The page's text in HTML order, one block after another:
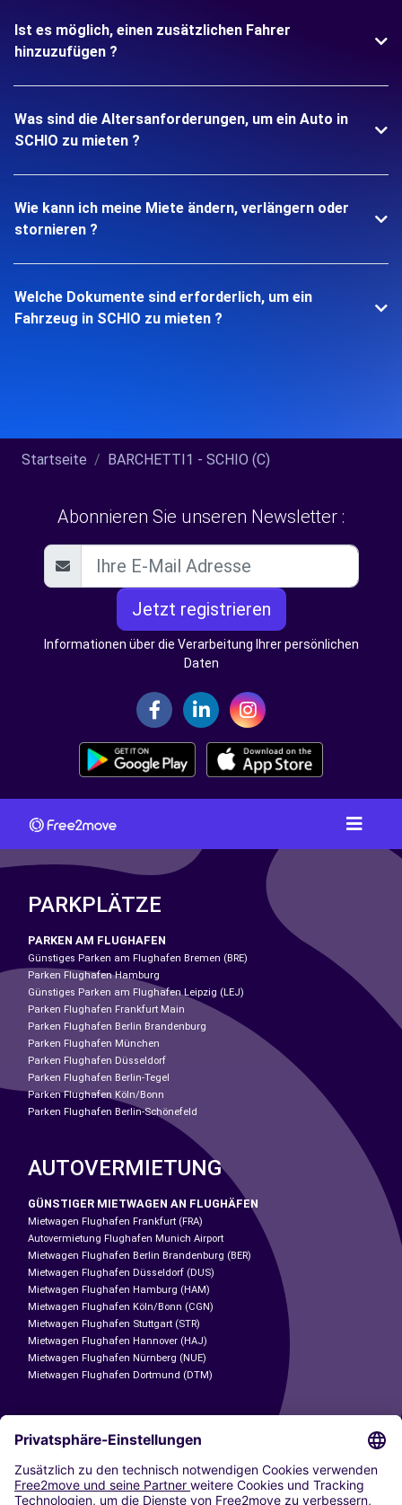
Ist es möglich, einen zusätzlichen Fahrer
hinzuzufügen ?
Was sind die Altersanforderungen, um ein Auto in
SCHIO zu mieten ?
Wie kann ich meine Miete ändern, verlängern oder
stornieren ?
Welche Dokumente sind erforderlich, um ein
Fahrzeug in SCHIO zu mieten ?
Startseite BARCHETTI1 - SCHIO (C)
Abonnieren Sie unseren Newsletter :
Jetzt registrieren
Informationen über die Verarbeitung Ihrer persönlichen
Daten
PARKPLÄTZE
PARKEN AM FLUGHAFEN
Günstiges Parken am Flughafen Bremen (BRE)
Parken Flughafen Hamburg
Günstiges Parken am Flughafen Leipzig (LEJ)
Parken Flughafen Frankfurt Main
Parken Flughafen Berlin Brandenburg
Parken Flughafen München
Parken Flughafen Düsseldorf
Parken Flughafen Berlin-Tegel
Parken Flughafen Köln/Bonn
Parken Flughafen Berlin-Schönefeld
AUTOVERMIETUNG
GÜNSTIGER MIETWAGEN AN FLUGHÄFEN
Mietwagen Flughafen Frankfurt (FRA)
Autovermietung Flughafen Munich Airport
Mietwagen Flughafen Berlin Brandenburg (BER)
Mietwagen Flughafen Düsseldorf (DUS)
Mietwagen Flughafen Hamburg (HAM)
Mietwagen Flughafen Köln/Bonn (CGN)
Mietwagen Flughafen Stuttgart (STR)
Mietwagen Flughafen Hannover (HAJ)
Mietwagen Flughafen Nürnberg (NUE)
Mietwagen Flughafen Dortmund (DTM)
CARSHARING
UNSERE STÄDTE
Paris
Madrid